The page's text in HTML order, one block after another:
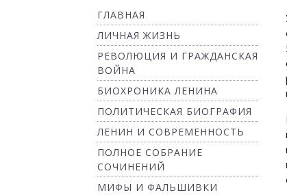
ГЛАВНАЯ
ЛИЧНАЯ ЖИЗНЬ
РЕВОЛЮЦИЯ И ГРАЖДАНСКАЯ
ВОЙНА
БИОХРОНИКА ЛЕНИНА
ПОЛИТИЧЕСКАЯ БИОГРАФИЯ
ЛЕНИН И СОВРЕМЕННОСТЬ
ПОЛНОЕ СОБРАНИЕ
СОЧИНЕНИЙ
МИФЫ И ФАЛЬШИВКИ